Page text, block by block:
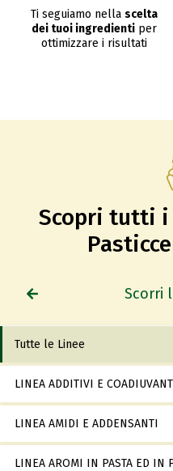
Ti seguiamo nella scelta
dei tuoi ingredienti per
ottimizzare i risultati
Scopri tutti
Scorri
Tutte le Linee
LINEA ADDITIVI E
LINEA AMIDI E ADDENSANTI
LINEA AROMI IN PASTA ED IN